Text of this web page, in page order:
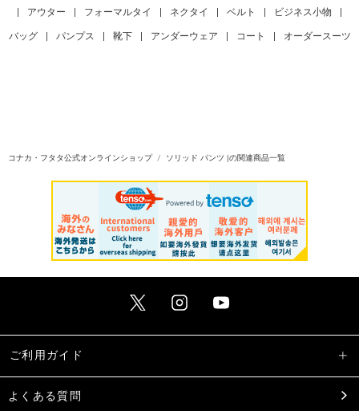
アウター フォーマルタイ ネクタイ ベルト ビジネス小物
バッグ パンプス 靴下 アンダーウェア コート オーダースーツ
コナカ・フタタ公式オンラインショップ ソリッド パンツ |の関連商品一覧
ご利用ガイド
よくある質問